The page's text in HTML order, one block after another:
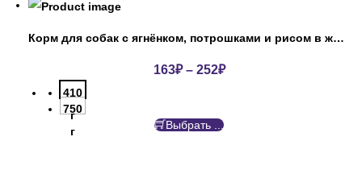
Корм для собак с ягнёнком, потрошками и рисом в желе Дог Ланч
163₽– 252₽
410
г
750
г
Выбрать ...